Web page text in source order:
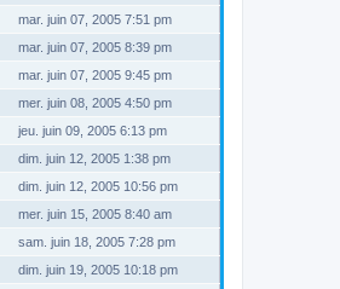
mar. juin 07, 2005 7:51 pm
mar. juin 07, 2005 8:39 pm
mar. juin 07, 2005 9:45 pm
mer. juin 08, 2005 4:50 pm
jeu. juin 09, 2005 6:13 pm
dim. juin 12, 2005 1:38 pm
dim. juin 12, 2005 10:56 pm
mer. juin 15, 2005 8:40 am
sam. juin 18, 2005 7:28 pm
dim. juin 19, 2005 10:18 pm